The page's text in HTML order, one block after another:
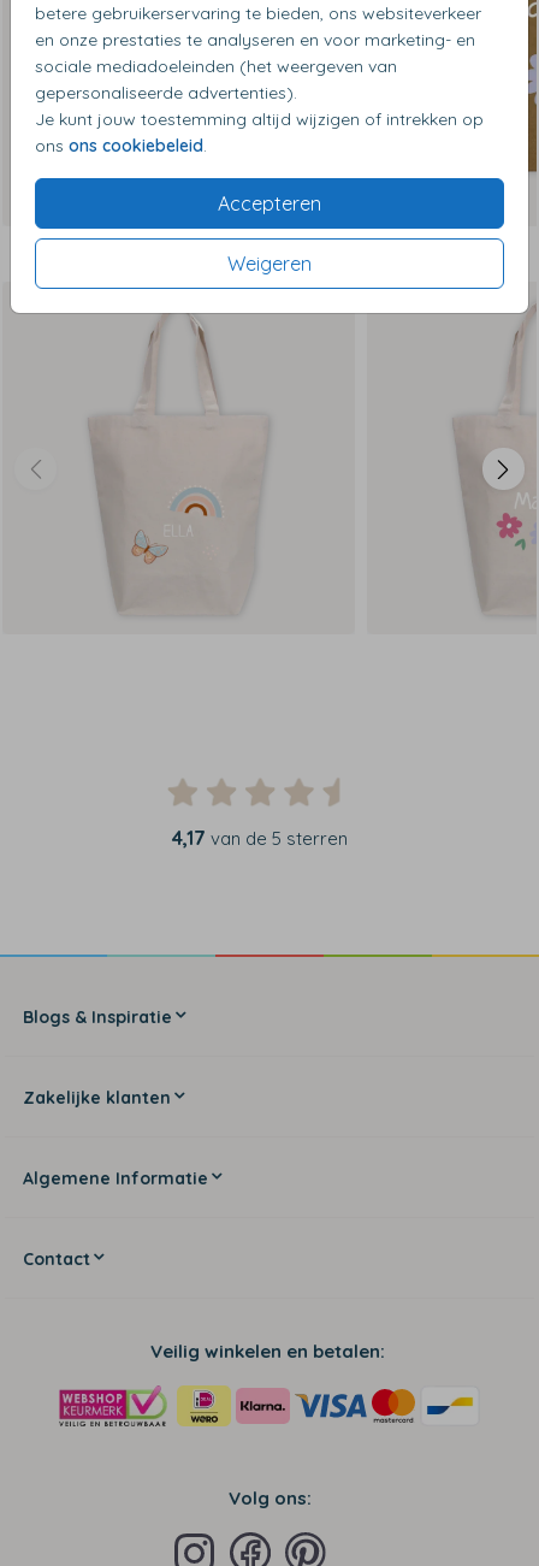
betere gebruikerservaring te bieden, ons websiteverkeer
en onze prestaties te analyseren en voor marketing- en
sociale mediadoeleinden (het weergeven van
gepersonaliseerde advertenties).
Je kunt jouw toestemming altijd wijzigen of intrekken op
ons ons cookiebeleid
Accepteren
Weigeren
Dit vind je misschien ook leuk
4,17 van de 5 sterren
Blogs & Inspiratie
Zakelijke klanten
Algemene Informatie
Contact
Veilig winkelen en betalen:
Volg ons: